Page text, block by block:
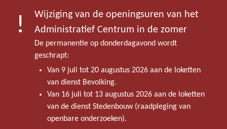
Wijziging van de openingsuren van het
Administratief Centrum in de zomer
De permanentie op donderdagavond wordt
geschrapt:
Van 9 juli tot 20 augustus 2026 aan de loketten
van dienst Bevolking.
Van 16 juli tot 13 augustus 2026 aan de loketten
van de dienst Stedenbouw (raadpleging van
openbare onderzoeken).